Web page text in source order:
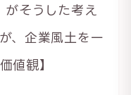
そうした考え
、企業風土を一
値観】